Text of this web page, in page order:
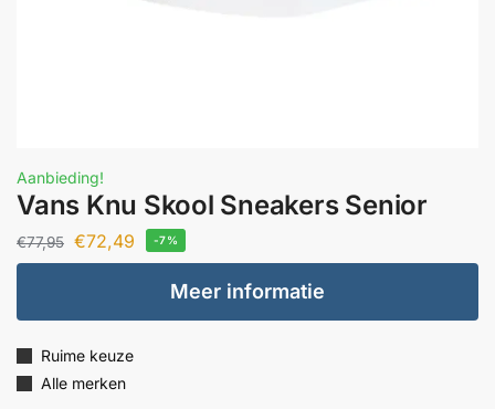
Aanbieding!
Vans Knu Skool Sneakers Senior
€77,95 €72,49 -7%
Meer informatie
Ruime keuze
Alle merken